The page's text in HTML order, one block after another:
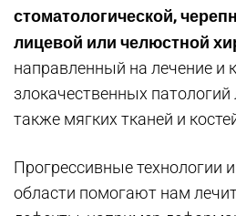
стоматологической,
лицевой или челюстной
направленный на лечение и
злокачественных патологий
также мягких тканей и
Прогрессивные технологии
области помогают нам